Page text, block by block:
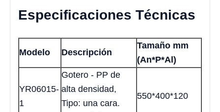
Especificaciones Técnicas
Modelo Descripción
Tamaño mm
(An*P*Al)
YR06015-
1
Gotero - PP de
alta densidad,
Tipo: una cara.
550*400*120